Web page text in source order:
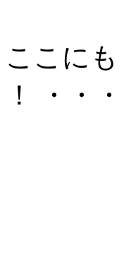
ここに
！ ・・・